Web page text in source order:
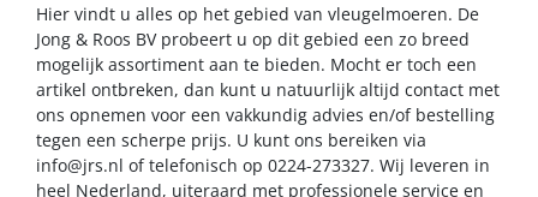
Hier vindt u alles op het gebied van vleugelmoeren. De
Jong & Roos BV probeert u op dit gebied een zo breed
mogelijk assortiment aan te bieden. Mocht er toch een
artikel ontbreken, dan kunt u natuurlijk altijd contact met
ons opnemen voor een vakkundig advies en/of bestelling
tegen een scherpe prijs. U kunt ons bereiken via
info@jrs.nl of telefonisch op 0224-273327. Wij leveren in
heel Nederland, uiteraard met professionele service en